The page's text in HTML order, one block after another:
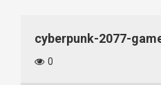
cyberpunk-2077-
0